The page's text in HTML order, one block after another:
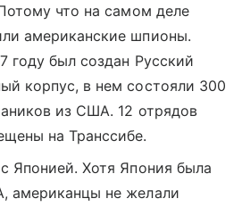
что на самом деле
американские шпионы.
году был создан Русский
корпус, в нем состояли 300
из США. 12 отрядов
на Транссибе.
Японией. Хотя Япония была
американцы не желали